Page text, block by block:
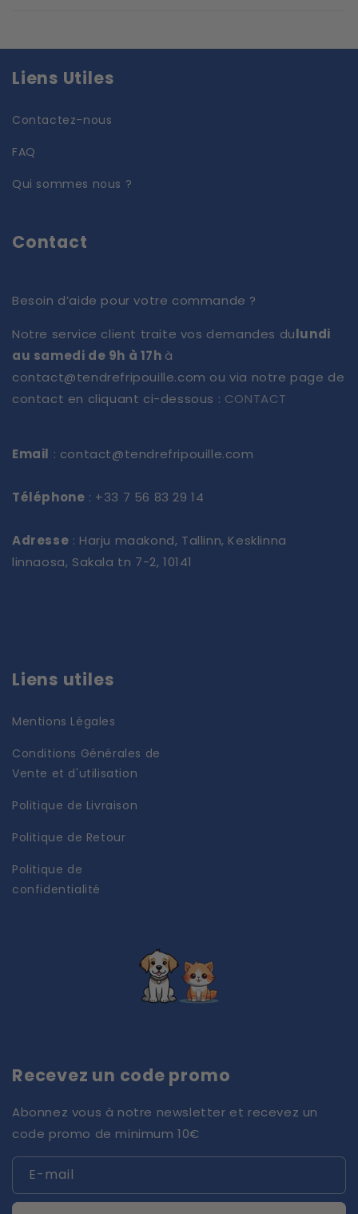
Liens Utiles
Contactez-nous
FAQ
Qui sommes nous ?
Contact
Besoin d’aide pour votre commande ?
Notre service client traite vos demandes dulundi
au samedi de 9h à 17h à
contact@tendrefripouille.com ou via notre page de
contact en cliquant ci-dessous : CONTACT
Email : contact@tendrefripouille.com
Téléphone : +33 7 56 83 29 14
Adresse : Harju maakond, Tallinn, Kesklinna
linnaosa, Sakala tn 7-2, 10141
Liens utiles
Mentions Légales
Conditions Générales de
Vente et d'utilisation
Politique de Livraison
Politique de Retour
Politique de
confidentialité
Recevez un code promo
Abonnez vous à notre newsletter et recevez un
code promo de minimum 10€
E-mail